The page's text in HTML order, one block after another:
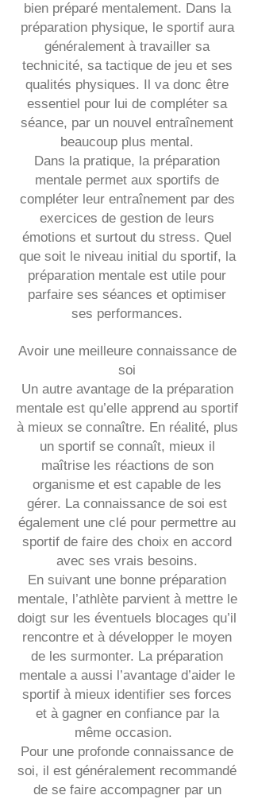
bien préparé mentalement. Dans la
préparation physique, le sportif aura
généralement à travailler sa
technicité, sa tactique de jeu et ses
qualités physiques. Il va donc être
essentiel pour lui de compléter sa
séance, par un nouvel entraînement
beaucoup plus mental.
Dans la pratique, la préparation
mentale permet aux sportifs de
compléter leur entraînement par des
exercices de gestion de leurs
émotions et surtout du stress. Quel
que soit le niveau initial du sportif, la
préparation mentale est utile pour
parfaire ses séances et optimiser
ses performances.
Avoir une meilleure connaissance de
soi
Un autre avantage de la préparation
mentale est qu’elle apprend au sportif
à mieux se connaître. En réalité, plus
un sportif se connaît, mieux il
maîtrise les réactions de son
organisme et est capable de les
gérer. La connaissance de soi est
également une clé pour permettre au
sportif de faire des choix en accord
avec ses vrais besoins.
En suivant une bonne préparation
mentale, l’athlète parvient à mettre le
doigt sur les éventuels blocages qu’il
rencontre et à développer le moyen
de les surmonter. La préparation
mentale a aussi l’avantage d’aider le
sportif à mieux identifier ses forces
et à gagner en confiance par la
même occasion.
Pour une profonde connaissance de
soi, il est généralement recommandé
de se faire accompagner par un